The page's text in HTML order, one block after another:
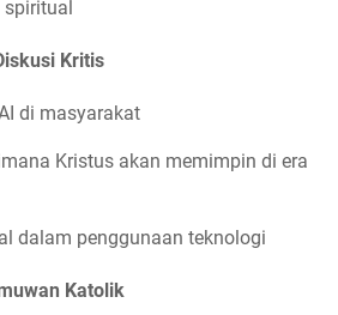
Kritis
di masyarakat
Kristus akan memimpin di era
dalam penggunaan teknologi
Katolik